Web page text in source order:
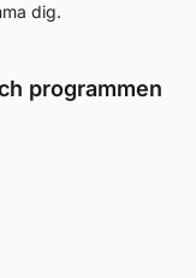
dig.
programmen